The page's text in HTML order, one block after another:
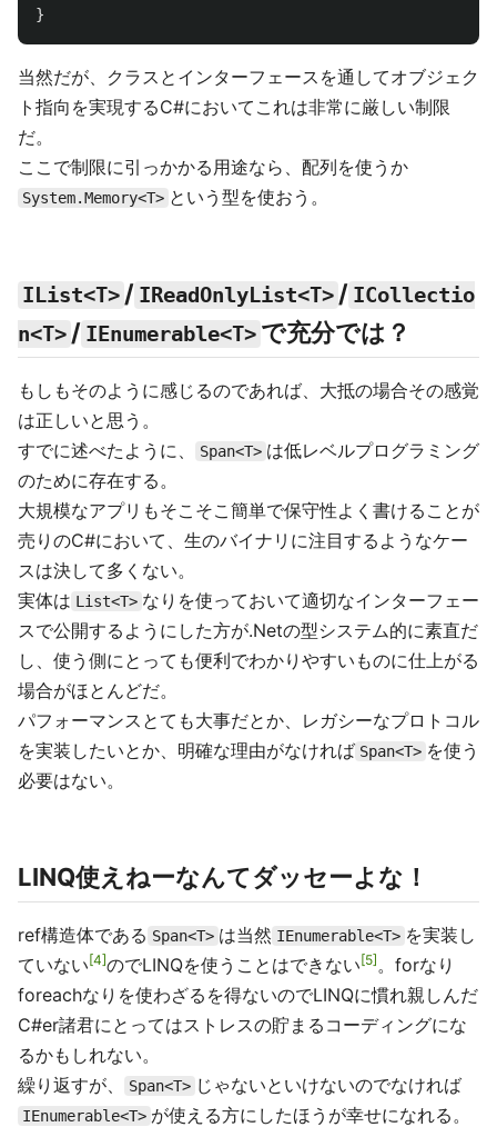
}
当然だが、クラスとインターフェースを通してオブジェク
ト指向を実現するC#においてこれは非常に厳しい制限
だ。
ここで制限に引っかかる用途なら、配列を使うか
System.Memory<T> という型を使おう。
IList<T> / IReadOnlyList<T> / ICollectio
n<T> / IEnumerable<T> で充分では？
もしもそのように感じるのであれば、大抵の場合その感覚
は正しいと思う。
すでに述べたように、
Span<T> は低レベルプログラミング
のために存在する。
大規模なアプリもそこそこ簡単で保守性よく書けることが
売りのC#において、生のバイナリに注目するようなケー
スは決して多くない。
実体は List<T> なりを使っておいて適切なインターフェー
スで公開するようにした方が.Netの型システム的に素直だ
し、使う側にとっても便利でわかりやすいものに仕上がる
場合がほとんどだ。
パフォーマンスとても大事だとか、レガシーなプロトコル
を実装したいとか、明確な理由がなければ Span<T> を使う
必要はない。
LINQ使えねーなんてダッセーよな！
ref構造体である Span<T> は当然 IEnumerable<T> を実装し
ていない 4 のでLINQを使うことはできない 5 。forなり
foreachなりを使わざるを得ないのでLINQに慣れ親しんだ
C#er諸君にとってはストレスの貯まるコーディングにな
るかもしれない。
繰り返すが、
Span<T> じゃないといけないのでなければ
IEnumerable<T> が使える方にしたほうが幸せになれる。